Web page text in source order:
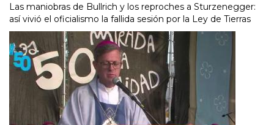
Las maniobras de Bullrich y los reproches a Sturzenegger:
así vivió el oficialismo la fallida sesión por la Ley de Tierras